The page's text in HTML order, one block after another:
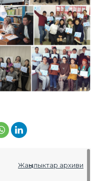
Жаңылыктар архиви